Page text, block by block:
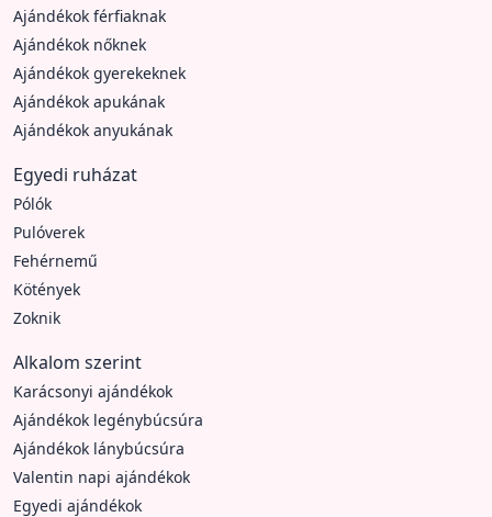
Ajándékok férfiaknak
Ajándékok nőknek
Ajándékok gyerekeknek
Ajándékok apukának
Ajándékok anyukának
Egyedi ruházat
Pólók
Pulóverek
Fehérnemű
Kötények
Zoknik
Alkalom szerint
Karácsonyi ajándékok
Ajándékok legénybúcsúra
Ajándékok lánybúcsúra
Valentin napi ajándékok
Egyedi ajándékok